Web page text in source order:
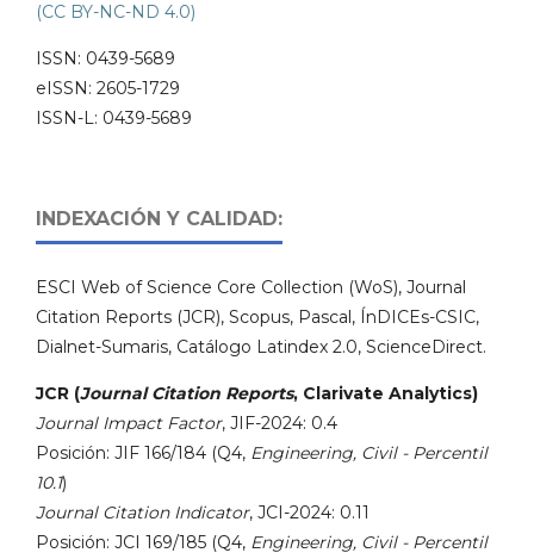
(CC BY-NC-ND 4.0)
ISSN: 0439-5689
eISSN: 2605-1729
ISSN-L: 0439-5689
INDEXACIÓN Y CALIDAD:
ESCI Web of Science Core Collection (WoS), Journal
Citation Reports (JCR), Scopus, Pascal, ÍnDICEs-CSIC,
Dialnet-Sumaris, Catálogo Latindex 2.0, ScienceDirect.
JCR (Journal Citation Reports, Clarivate Analytics)
Journal Impact Factor, JIF-2024: 0.4
Posición: JIF 166/184 (Q4, Engineering, Civil - Percentil
10.1)
Journal Citation Indicator, JCI-2024: 0.11
Posición: JCI 169/185 (Q4, Engineering, Civil - Percentil